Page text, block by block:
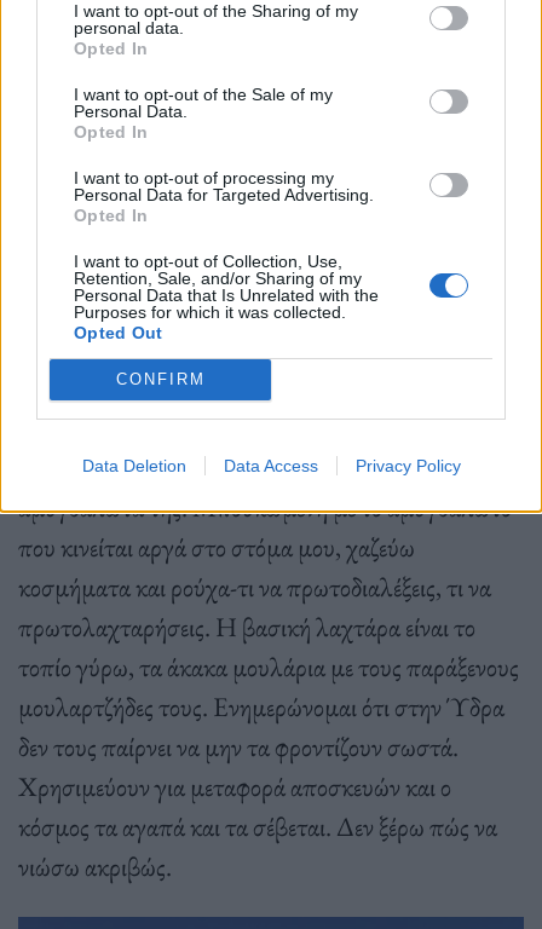
I want to opt-out of the Sharing of my
personal data.
Opted In
I want to opt-out of the Sale of my
Personal Data.
Opted In
I want to opt-out of processing my
Personal Data for Targeted Advertising.
Opted In
I want to opt-out of Collection, Use,
Retention, Sale, and/or Sharing of my
Personal Data that Is Unrelated with the
Purposes for which it was collected.
Opted Out
CONFIRM
Data Deletion Data Access Privacy Policy
με το gps την κρεπερί Μικρό Καφέ-μου’ χουν πει ότι
φτιάχνει θεσπέσια κρέπα και επιβεβαιώνω.
Η τελευταία μέρα στο νησί διέπεται από
χαρμολύπη. Πάνω που έχω πιάσει το vibe, γνωρίζω
ότι έπεται η αποχώρηση. Μια τελευταία,
απολαυστική βόλτα στο λιμάνι και τα σοκάκια του.
Ψωνίζω αμυγδαλωτά από του
γνωρίζω τη μητριάρχισσα Τσαγκάρη, μια γριούλα
92 ετών που δεν επικοινωνεί ακριβώς, παρά κοιτάζει
και χαμογελά, ό, τι πιο γλυκό στο νησί, σαν τα
αμυγδαλωτά της. Μπουκωμένη με το αμυγδαλωτό
που κινείται αργά στο στόμα μου, χαζεύω
κοσμήματα και ρούχα-τι να πρωτοδιαλέξεις, τι να
πρωτολαχταρήσεις. Η βασική λαχτάρα είναι το
τοπίο γύρω, τα άκακα μουλάρια με τους παράξενους
μουλαρτζήδες τους. Ενημερώνομαι ότι στην Ύδρα
δεν τους παίρνει να μην τα φροντίζουν σωστά.
Χρησιμεύουν για μεταφορά αποσκευών και ο
κόσμος τα αγαπά και τα σέβεται. Δεν ξέρω πώς να
νιώσω ακριβώς.